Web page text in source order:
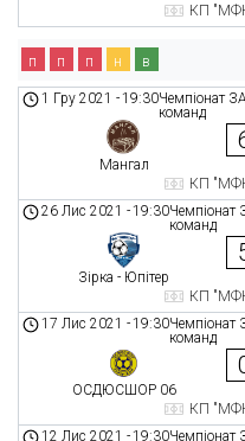
КП
п п п н в
Чемпіонат
команд
1 Гру 2021 -19:30
Мангал
КП
Чемпіонат
команд
26 Лис 2021 -19:30
Зірка - Юпітер
КП
Чемпіонат
команд
17 Лис 2021 -19:30
ОСДЮСШОР 06
КП
Чемпіонат
12 Лис 2021 -19:30